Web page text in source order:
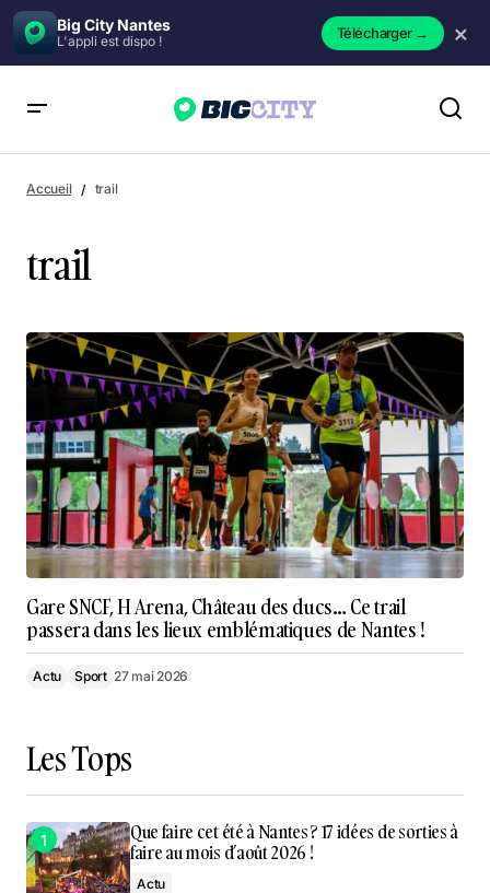
Big City Nantes
L'appli est dispo ! Télécharger→ ×
Accueil trail
trail
Gare SNCF, H Arena, Château des ducs… Ce trail
passera dans les lieux emblématiques de Nantes !
Actu Sport 27 mai 2026
Les Tops
Que faire cet été à Nantes ? 17 idées de sorties à
faire au mois d’août 2026 !
Actu